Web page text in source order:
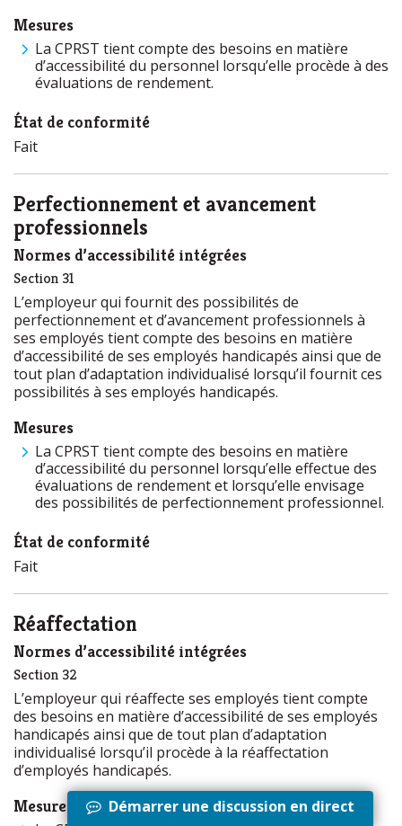
Mesures
La CPRST tient compte des besoins en matière
d’accessibilité du personnel lorsqu’elle procède à des
évaluations de rendement.
État de conformité
Fait
Perfectionnement et avancement
professionnels
Normes d’accessibilité intégrées
Section 31
L’employeur qui fournit des possibilités de
perfectionnement et d’avancement professionnels à
ses employés tient compte des besoins en matière
d’accessibilité de ses employés handicapés ainsi que de
tout plan d’adaptation individualisé lorsqu’il fournit ces
possibilités à ses employés handicapés.
Mesures
La CPRST tient compte des besoins en matière
d’accessibilité du personnel lorsqu’elle effectue des
évaluations de rendement et lorsqu’elle envisage
des possibilités de perfectionnement professionnel.
État de conformité
Fait
Réaffectation
Normes d’accessibilité intégrées
Section 32
L’employeur qui réaffecte ses employés tient compte
des besoins en matière d’accessibilité de ses employés
handicapés ainsi que de tout plan d’adaptation
individualisé lorsqu’il procède à la réaffectation
d’employés handicapés.
Mesures Démarrer une discussion en direct